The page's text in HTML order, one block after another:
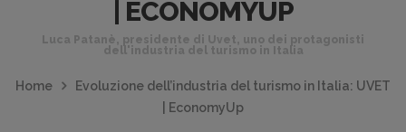
| ECONOMYUP
Luca Patanè, presidente di Uvet, uno dei protagonisti
dell'industria del turismo in Italia
Home
Evoluzione dell’industria del turismo in Italia: UVET
| EconomyUp